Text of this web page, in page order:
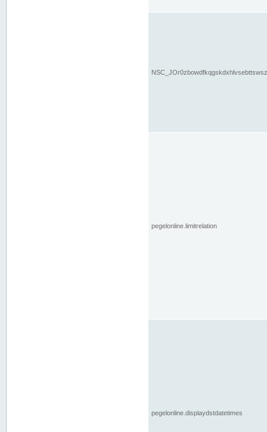
pegelonline.limitrelation
pegelonline.displaydstdatetimes